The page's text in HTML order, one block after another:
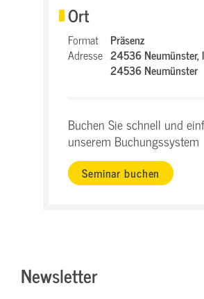
Ort
Format
Präsenz
Adresse 24536 Neumünster,
24536 Neumünster
Buchen Sie schnell und
unserem Buchungssystem
Seminar buchen
Newsletter